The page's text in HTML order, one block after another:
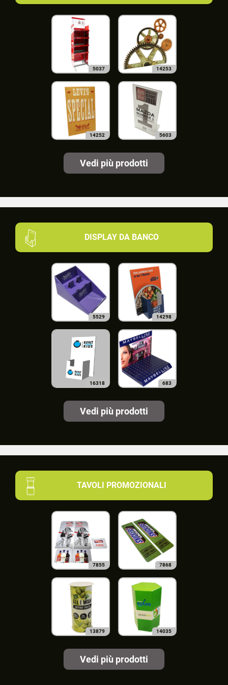
5037 14253
14252 5603
Vedi più prodotti
DISPLAY DA BANCO
5529 14298
16318 683
Vedi più prodotti
TAVOLI PROMOZIONALI
7855 7868
13879 14035
Vedi più prodotti